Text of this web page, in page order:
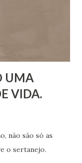
UMA
VIDA.
não são só as
o sertanejo.